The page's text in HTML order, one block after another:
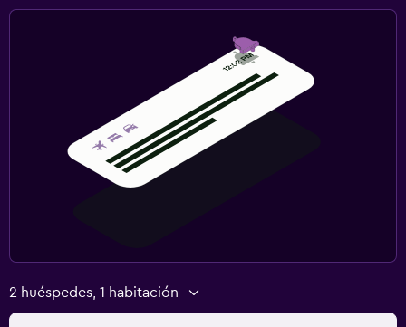
2 huéspedes, 1 habitación